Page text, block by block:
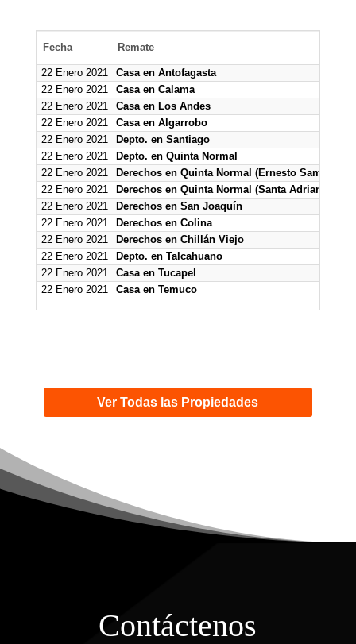
Fecha Remate
22 Enero 2021
Casa en Antofagasta
22 Enero 2021
Casa en Calama
22 Enero 2021
Casa en Los Andes
22 Enero 2021
Casa en Algarrobo
22 Enero 2021
Depto. en Santiago
22 Enero 2021
Depto. en Quinta Normal
22 Enero 2021
Derechos en Quinta Normal (Ernesto Samitt)
22 Enero 2021
Derechos en Quinta Normal (Santa Adriana)
22 Enero 2021
Derechos en San Joaquín
22 Enero 2021
Derechos en Colina
22 Enero 2021
Derechos en Chillán Viejo
22 Enero 2021
Depto. en Talcahuano
22 Enero 2021
Casa en Tucapel
22 Enero 2021
Casa en Temuco
Ver Todas las Propiedades
Contáctenos